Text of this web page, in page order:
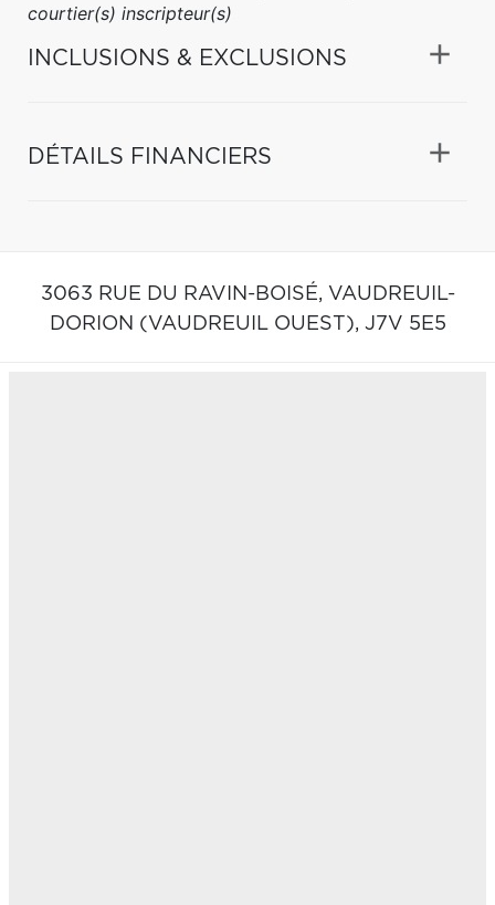
courtier(s) inscripteur(s)
INCLUSIONS & EXCLUSIONS
DÉTAILS FINANCIERS
3063 RUE DU RAVIN-BOISÉ, VAUDREUIL-
DORION (VAUDREUIL OUEST), J7V 5E5